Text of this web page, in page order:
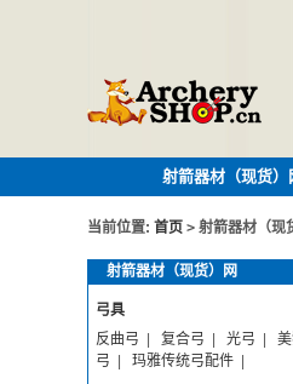
射箭器材（现货）
当前位置: 首页 > 射箭器材（现
射箭器材（现货）网
弓具
反曲弓
复合弓 光弓
弓
玛雅传统弓配件